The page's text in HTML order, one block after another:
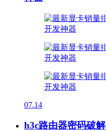
07.14
h3c路由器密码破解